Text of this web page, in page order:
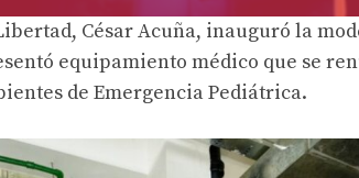
César Acuña, inauguró la
equipamiento médico que se
de Emergencia Pediátrica.